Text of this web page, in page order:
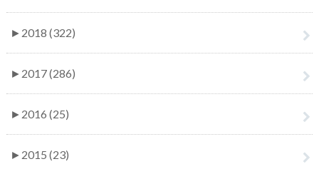
► 2018 (322)
► 2017 (286)
► 2016 (25)
► 2015 (23)